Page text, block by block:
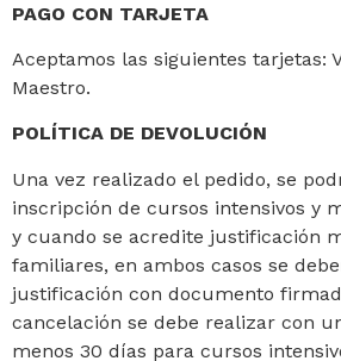
PAGO CON TARJETA
Aceptamos las siguientes tarjetas:
Maestro.
POLÍTICA DE DEVOLUCIÓN
Una vez realizado el pedido, se
inscripción de cursos intensivos y
y cuando se acredite justificación
familiares, en ambos casos se
justificación con documento
cancelación se debe realizar con
menos 30 días para cursos